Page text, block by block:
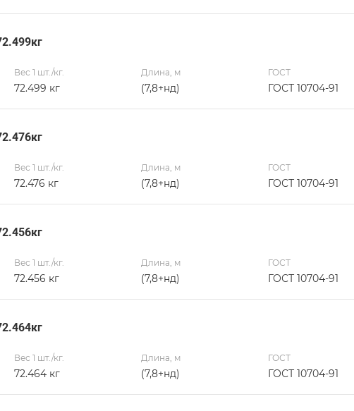
Вес 1 шт./кг.
72.499 кг
Длина, м
(7,8+нд)
ГОСТ
ГОСТ 10704-91
Вес 1 шт./кг.
72.476 кг
Длина, м
(7,8+нд)
ГОСТ
ГОСТ 10704-91
Вес 1 шт./кг.
72.456 кг
Длина, м
(7,8+нд)
ГОСТ
ГОСТ 10704-91
Вес 1 шт./кг.
72.464 кг
Длина, м
(7,8+нд)
ГОСТ
ГОСТ 10704-91